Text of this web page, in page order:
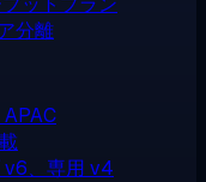
分離
v6、専用 v4